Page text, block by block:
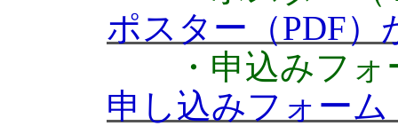
ポスター（PDF）
・申込みフ
申し込みフォー